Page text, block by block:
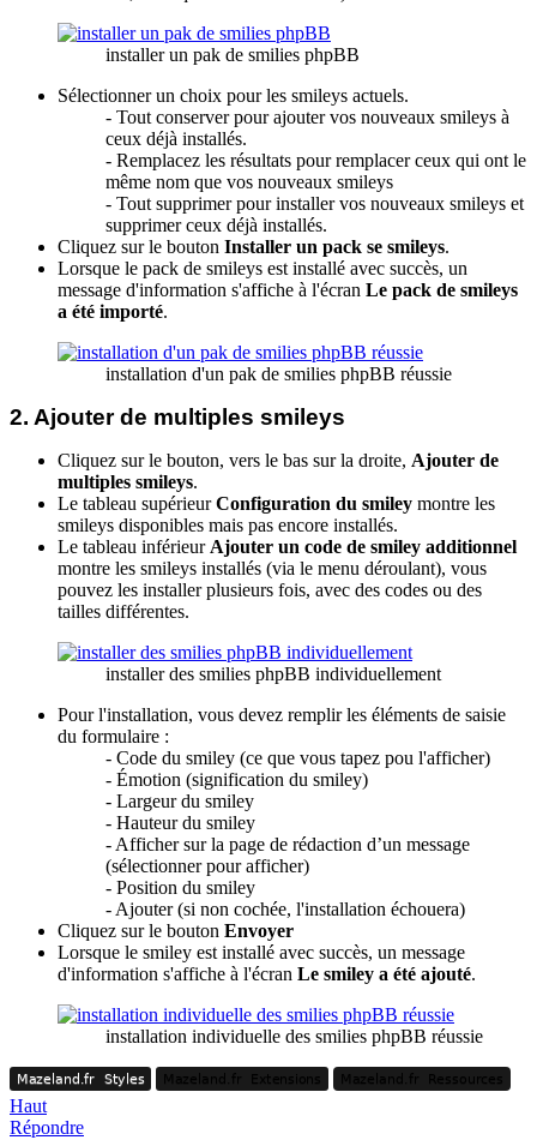
installer un pak de smilies phpBB
Sélectionner un choix pour les smileys actuels.
- Tout conserver pour ajouter vos nouveaux smileys à
ceux déjà installés.
- Remplacez les résultats pour remplacer ceux qui ont le
même nom que vos nouveaux smileys
- Tout supprimer pour installer vos nouveaux smileys et
supprimer ceux déjà installés.
Cliquez sur le bouton Installer un pack se smileys.
Lorsque le pack de smileys est installé avec succès, un
message d'information s'affiche à l'écran Le pack de smileys
a été importé.
installation d'un pak de smilies phpBB réussie
2. Ajouter de multiples smileys
Cliquez sur le bouton, vers le bas sur la droite, Ajouter de
multiples smileys.
Le tableau supérieurConfiguration du smiley montre les
smileys disponibles mais pas encore installés.
Le tableau inférieur Ajouter un code de smiley additionnel
montre les smileys installés (via le menu déroulant), vous
pouvez les installer plusieurs fois, avec des codes ou des
tailles différentes.
installer des smilies phpBB individuellement
Pour l'installation, vous devez remplir les éléments de saisie
du formulaire :
- Code du smiley (ce que vous tapez pou l'afficher)
- Émotion (signification du smiley)
- Largeur du smiley
- Hauteur du smiley
- Afficher sur la page de rédaction d’un message
(sélectionner pour afficher)
- Position du smiley
- Ajouter (si non cochée, l'installation échouera)
Cliquez sur le bouton Envoyer
Lorsque le smiley est installé avec succès, un message
d'information s'affiche à l'écran Le smiley a été ajouté.
installation individuelle des smilies phpBB réussie
Mazeland.fr
Mazeland.fr Styles
Styles Mazeland.fr
Mazeland.fr Extensions
Extensions Mazeland.fr
Mazeland.fr Ressources
Ressources
Haut
Répondre